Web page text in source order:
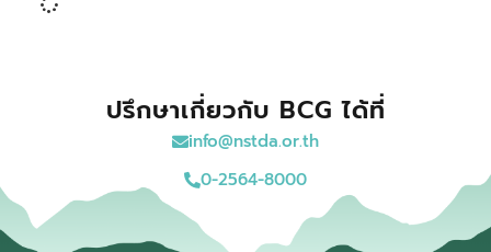
ปรึกษาเกี่ยวกับ BCG ได้ที่
info@nstda.or.th
0-2564-8000